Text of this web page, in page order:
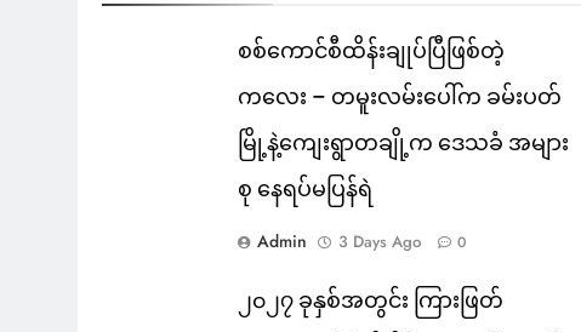
စစ်ကောင်စီထိန်းချုပ်ပြီဖြစ်တဲ့
ကလေး – တမူးလမ်းပေါ်က ခမ်းပတ်
မြို့နဲ့ကျေးရွာတချို့က ဒေသခံ အများ
စု နေရပ်မပြန်ရဲ
Admin 3 Days Ago 0
၂၀၂၇ ခုနှစ်အတွင်း ကြားဖြတ်